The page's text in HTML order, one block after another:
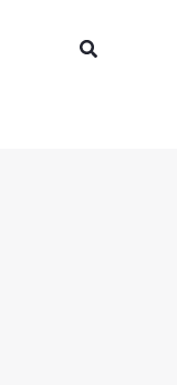
Buscar